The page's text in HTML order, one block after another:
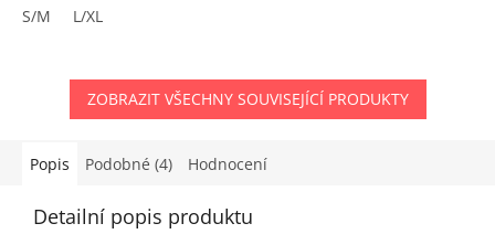
S/M L/XL
ZOBRAZIT VŠECHNY SOUVISEJÍCÍ PRODUKTY
Popis Podobné (4) Hodnocení
Detailní popis produktu